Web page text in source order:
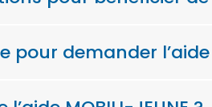
demander l’aide